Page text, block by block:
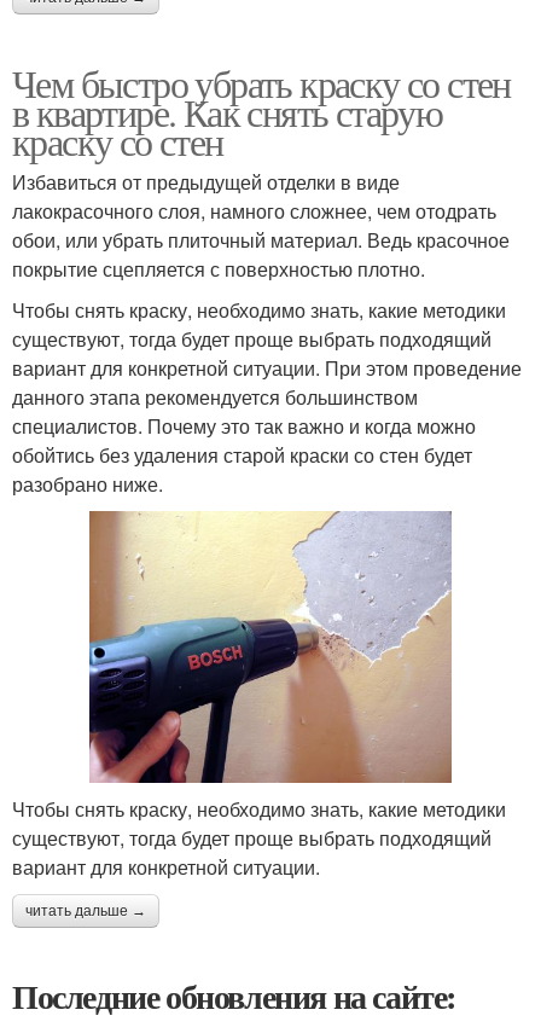
Чем быстро убрать краску со стен
в квартире. Как снять старую
краску со стен
Избавиться от предыдущей отделки в виде
лакокрасочного слоя, намного сложнее, чем отодрать
обои, или убрать плиточный материал. Ведь красочное
покрытие сцепляется с поверхностью плотно.
Чтобы снять краску, необходимо знать, какие методики
существуют, тогда будет проще выбрать подходящий
вариант для конкретной ситуации. При этом проведение
данного этапа рекомендуется большинством
специалистов. Почему это так важно и когда можно
обойтись без удаления старой краски со стен будет
разобрано ниже.
Чтобы снять краску, необходимо знать, какие методики
существуют, тогда будет проще выбрать подходящий
вариант для конкретной ситуации.
читать дальше →
Последние обновления на сайте: